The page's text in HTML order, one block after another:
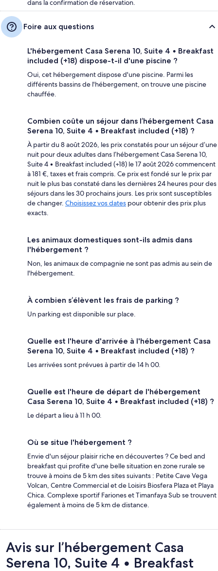
dans la confirmation de réservation.
Foire aux questions
L'hébergement Casa Serena 10, Suite 4 • Breakfast
included (+18) dispose-t-il d'une piscine ?
Oui, cet hébergement dispose d'une piscine. Parmi les
différents bassins de l'hébergement, on trouve une piscine
chauffée.
Combien coûte un séjour dans l’hébergement Casa
Serena 10, Suite 4 • Breakfast included (+18) ?
À partir du 8 août 2026, les prix constatés pour un séjour d’une
nuit pour deux adultes dans l’hébergement Casa Serena 10,
Suite 4 • Breakfast included (+18) le 17 août 2026 commencent
à 181 €, taxes et frais compris. Ce prix est fondé sur le prix par
nuit le plus bas constaté dans les dernières 24 heures pour des
séjours dans les 30 prochains jours. Les prix sont susceptibles
de changer. Choisissez vos dates pour obtenir des prix plus
exacts.
Les animaux domestiques sont-ils admis dans
l'hébergement ?
Non, les animaux de compagnie ne sont pas admis au sein de
l'hébergement.
À combien s’élèvent les frais de parking ?
Un parking est disponible sur place.
Quelle est l'heure d'arrivée à l'hébergement Casa
Serena 10, Suite 4 • Breakfast included (+18) ?
Les arrivées sont prévues à partir de 14 h 00.
Quelle est l'heure de départ de l'hébergement
Casa Serena 10, Suite 4 • Breakfast included (+18) ?
Le départ a lieu à 11 h 00.
Où se situe l'hébergement ?
Envie d'un séjour plaisir riche en découvertes ? Ce bed and
breakfast qui profite d'une belle situation en zone rurale se
trouve à moins de 5 km des sites suivants : Petite Cave Vega
Volcan, Centre Commercial et de Loisirs Biosfera Plaza et Playa
Chica. Complexe sportif Fariones et Timanfaya Sub se trouvent
également à moins de 5 km de distance.
Avis
Avis sur l’hébergement Casa
Serena 10, Suite 4 • Breakfast